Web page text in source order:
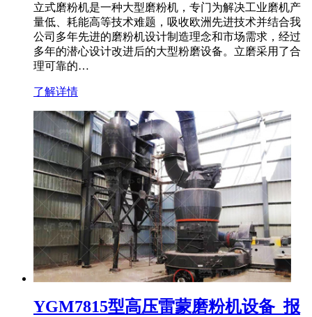
立式磨粉机是一种大型磨粉机，专门为解决工业磨机产
量低、耗能高等技术难题，吸收欧洲先进技术并结合我
公司多年先进的磨粉机设计制造理念和市场需求，经过
多年的潜心设计改进后的大型粉磨设备。立磨采用了合
理可靠的…
了解详情
YGM7815型高压雷蒙磨粉机设备_报